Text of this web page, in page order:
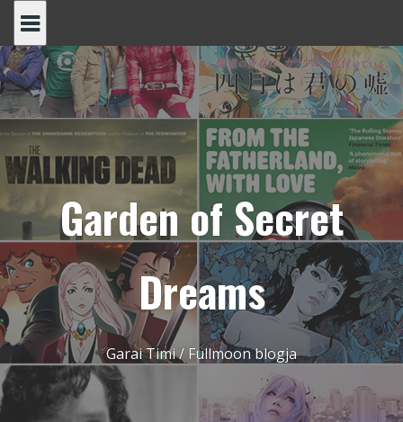
content
Garden of Secret
Dreams
Garai Timi / Fullmoon blogja